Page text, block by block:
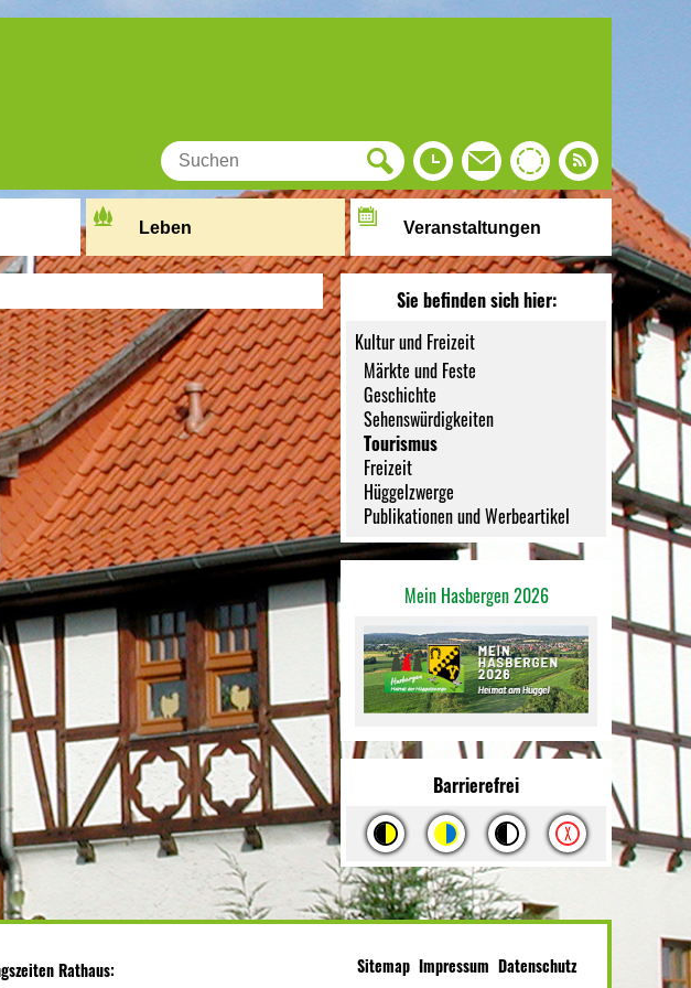
Leben Veranstaltungen
Sie befinden sich hier:
Kultur und Freizeit
Märkte und Feste
Geschichte
Sehenswürdigkeiten
Tourismus
Freizeit
Hüggelzwerge
Publikationen und Werbeartikel
Mein Hasbergen 2026
Barrierefrei
Rathaus: Sitemap Impressum Datenschutz